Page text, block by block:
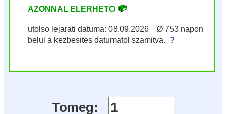
AZONNAL ELERHETO
utolso lejarati datuma: 08.09.2026 Ø 753 napon
belul a kezbesites datumatol szamitva. ?
Tomeg: